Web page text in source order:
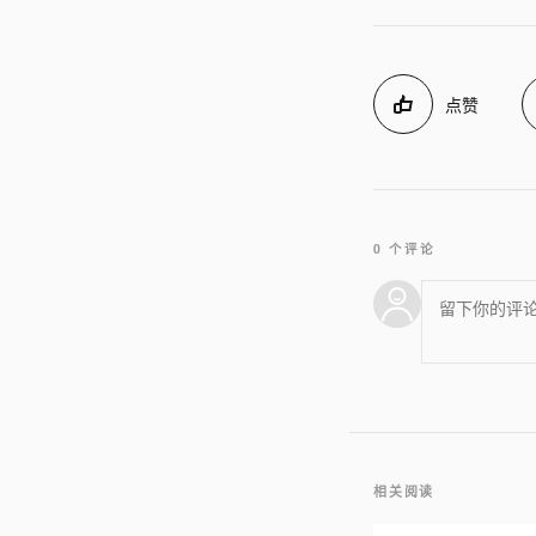
点赞
0 个评论
相关阅读